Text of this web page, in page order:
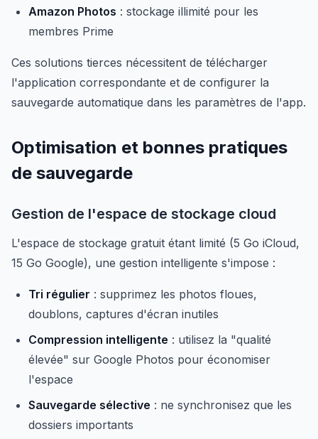
Amazon Photos : stockage illimité pour les
membres Prime
Ces solutions tierces nécessitent de télécharger
l'application correspondante et de configurer la
sauvegarde automatique dans les paramètres de l'app.
Optimisation et bonnes pratiques
de sauvegarde
Gestion de l'espace de stockage cloud
L'espace de stockage gratuit étant limité (5 Go iCloud,
15 Go Google), une gestion intelligente s'impose :
Tri régulier : supprimez les photos floues,
doublons, captures d'écran inutiles
Compression intelligente : utilisez la "qualité
élevée" sur Google Photos pour économiser
l'espace
Sauvegarde sélective : ne synchronisez que les
dossiers importants